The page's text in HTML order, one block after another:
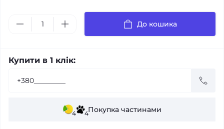
До кошика
Купити в 1 клік:
4 4Покупка частинами